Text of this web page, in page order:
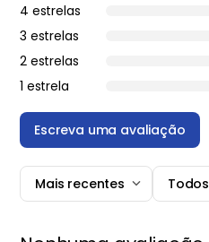
4 estrelas
3 estrelas
2 estrelas
1 estrela
Escreva uma avaliação
Mais recentes Todos